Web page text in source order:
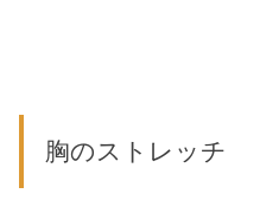
胸のストレッチ